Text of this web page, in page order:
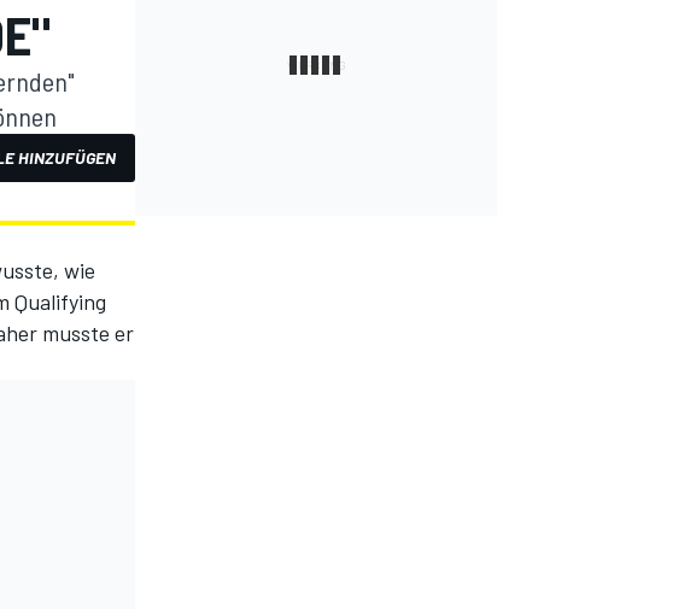
HINZUFÜGEN
wie
Qualifying
musste er